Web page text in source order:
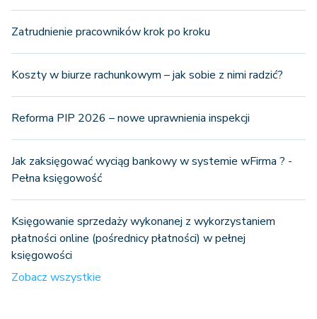
Zatrudnienie pracowników krok po kroku
Koszty w biurze rachunkowym – jak sobie z nimi radzić?
Reforma PIP 2026 – nowe uprawnienia inspekcji
Jak zaksięgować wyciąg bankowy w systemie wFirma ? -
Pełna księgowość
Księgowanie sprzedaży wykonanej z wykorzystaniem
płatności online (pośrednicy płatności) w pełnej
księgowości
Zobacz wszystkie